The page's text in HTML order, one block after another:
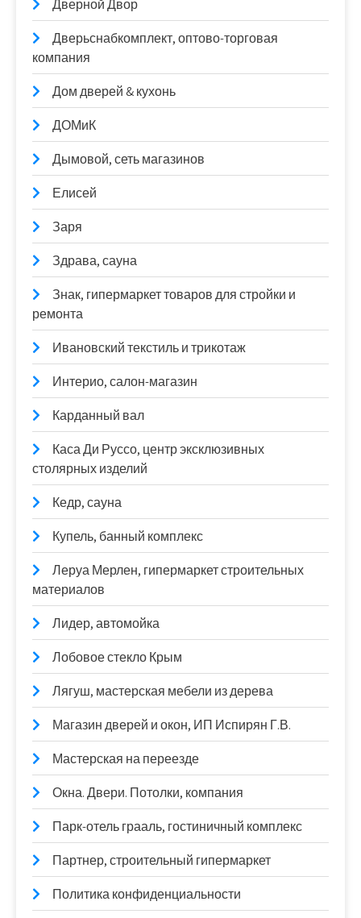
Дверной Двор
Дверьснабкомплект, оптово-торговая
компания
Дом дверей & кухонь
ДОМиК
Дымовой, сеть магазинов
Елисей
Заря
Здрава, сауна
Знак, гипермаркет товаров для стройки и
ремонта
Ивановский текстиль и трикотаж
Интерио, салон-магазин
Карданный вал
Каса Ди Руссо, центр эксклюзивных
столярных изделий
Кедр, сауна
Купель, банный комплекс
Леруа Мерлен, гипермаркет строительных
материалов
Лидер, автомойка
Лобовое стекло Крым
Лягуш, мастерская мебели из дерева
Магазин дверей и окон, ИП Испирян Г.В.
Мастерская на переезде
Окна. Двери. Потолки, компания
Парк-отель грааль, гостиничный комплекс
Партнер, строительный гипермаркет
Политика конфиденциальности